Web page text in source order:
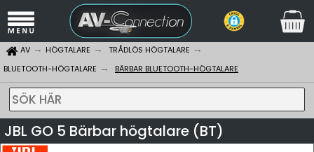
AV HÖGTALARE
TRÅDLÖS HÖGTALARE
BLUETOOTH-HÖGTALARE
BÄRBAR BLUETOOTH-HÖGTALARE
SÖK HÄR
JBL GO 5 Bärbar högtalare (BT)